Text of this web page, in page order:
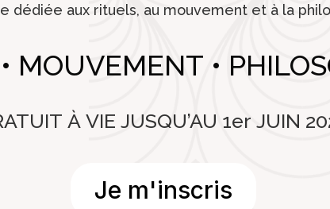
dédiée aux rituels, au mouvement et à la
MOUVEMENT •
À VIE JUSQU’AU 1er JUIN
Je m'inscris